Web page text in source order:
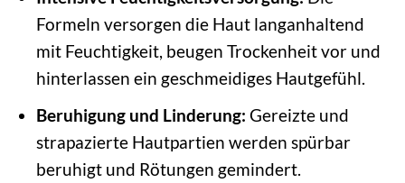
Formeln versorgen die Haut langanhaltend
mit Feuchtigkeit, beugen Trockenheit vor und
hinterlassen ein geschmeidiges Hautgefühl.
Beruhigung und Linderung: Gereizte und
strapazierte Hautpartien werden spürbar
beruhigt und Rötungen gemindert.